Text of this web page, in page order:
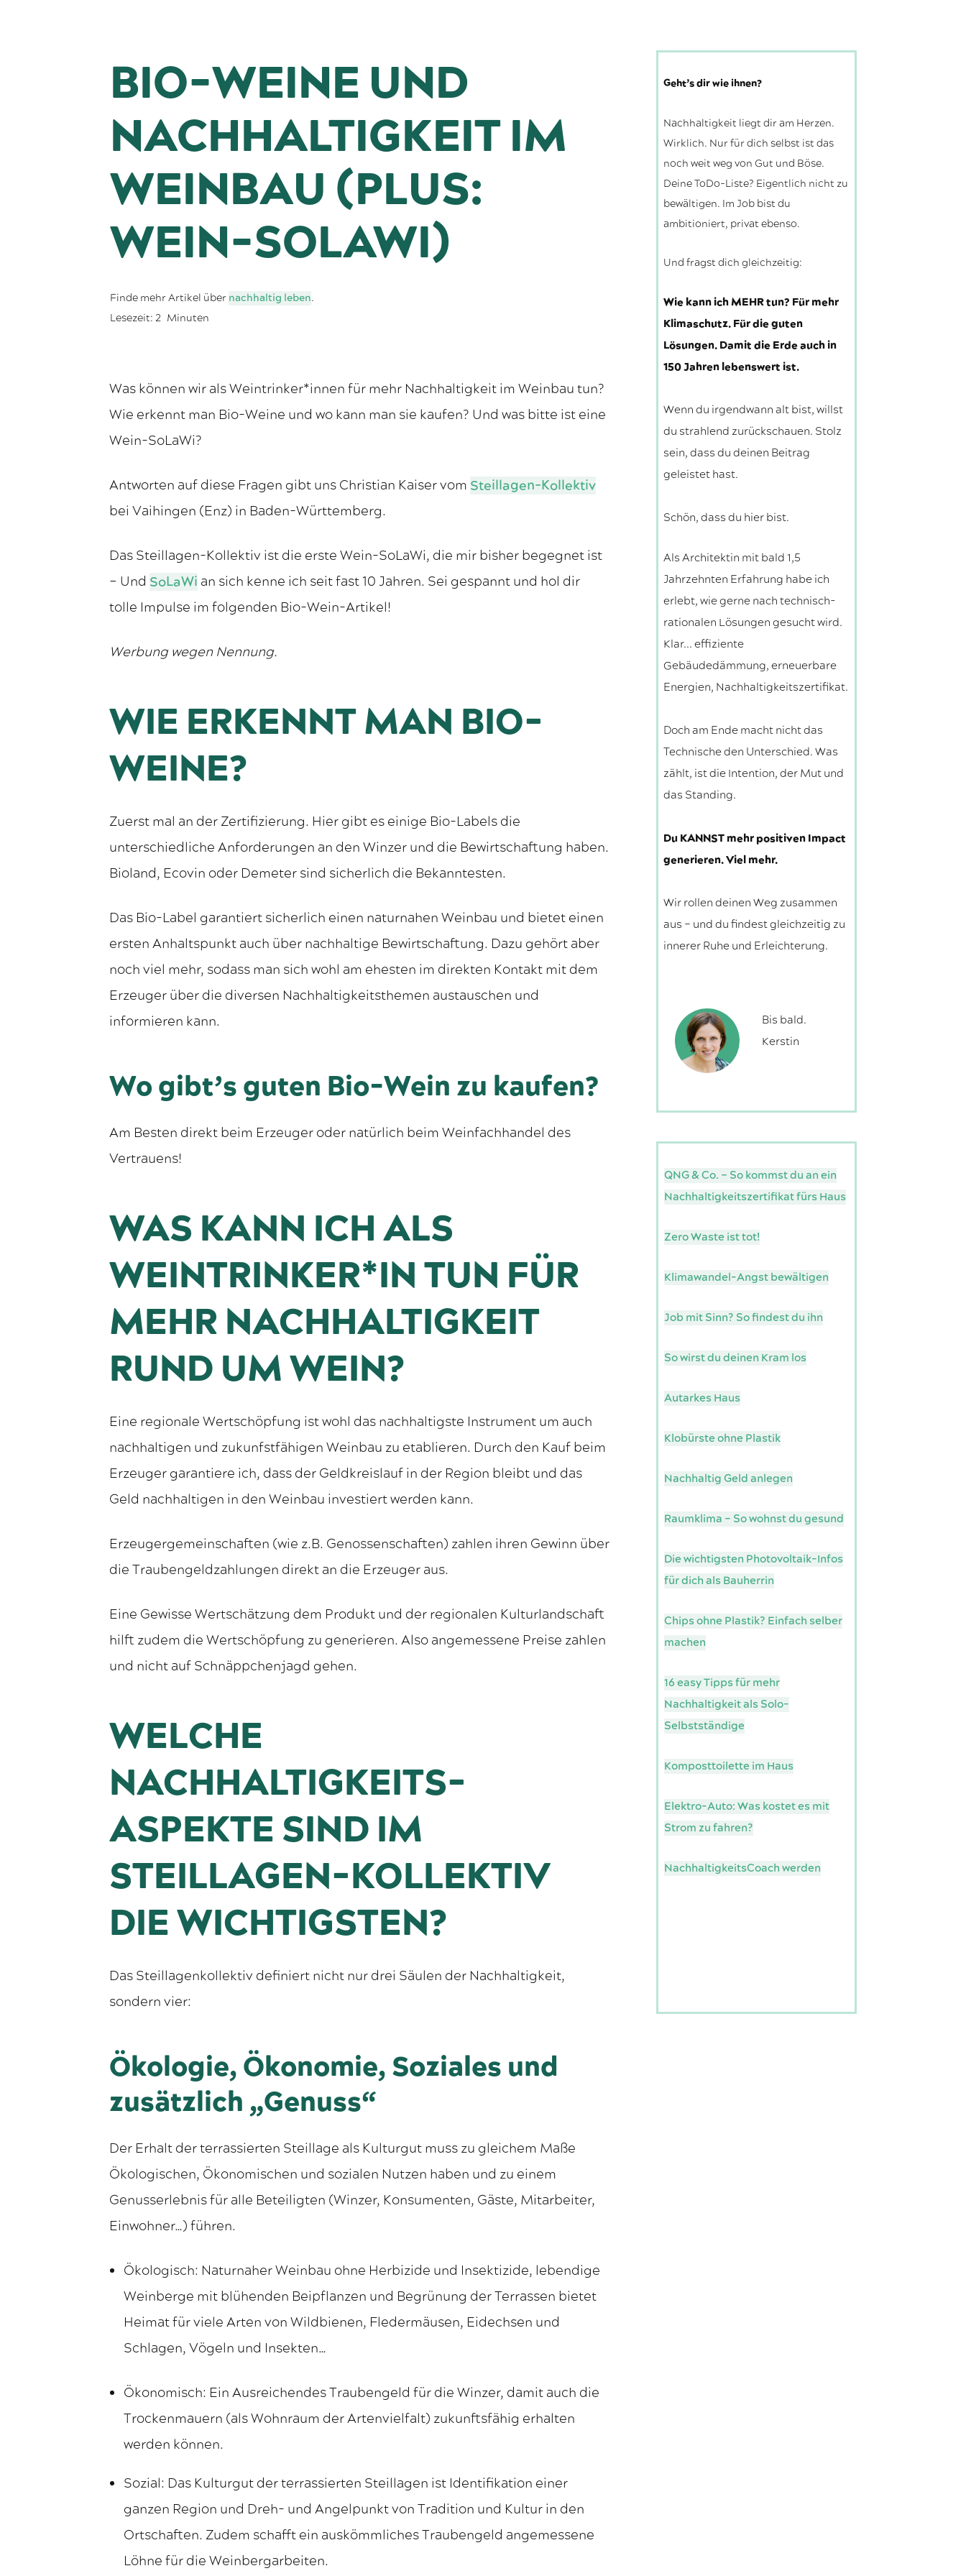
BIO-WEINE UND
NACHHALTIGKEIT IM
WEINBAU (PLUS:
WEIN-SOLAWI)
Finde mehr Artikel über nachhaltig leben.
Lesezeit: 2 Minuten
Was können wir als Weintrinker*innen für mehr Nachhaltigkeit im Weinbau tun?
Wie erkennt man Bio-Weine und wo kann man sie kaufen? Und was bitte ist eine
Wein-SoLaWi?
Antworten auf diese Fragen gibt uns Christian Kaiser vom Steillagen-Kollektiv
bei Vaihingen (Enz) in Baden-Württemberg.
Das Steillagen-Kollektiv ist die erste Wein-SoLaWi, die mir bisher begegnet ist
– Und SoLaWi an sich kenne ich seit fast 10 Jahren. Sei gespannt und hol dir
tolle Impulse im folgenden Bio-Wein-Artikel!
Werbung wegen Nennung.
WIE ERKENNT MAN BIO-
WEINE?
Zuerst mal an der Zertifizierung. Hier gibt es einige Bio-Labels die
unterschiedliche Anforderungen an den Winzer und die Bewirtschaftung haben.
Bioland, Ecovin oder Demeter sind sicherlich die Bekanntesten.
Das Bio-Label garantiert sicherlich einen naturnahen Weinbau und bietet einen
ersten Anhaltspunkt auch über nachhaltige Bewirtschaftung. Dazu gehört aber
noch viel mehr, sodass man sich wohl am ehesten im direkten Kontakt mit dem
Erzeuger über die diversen Nachhaltigkeitsthemen austauschen und
informieren kann.
Wo gibt’s guten Bio-Wein zu kaufen?
Am Besten direkt beim Erzeuger oder natürlich beim Weinfachhandel des
Vertrauens!
WAS KANN ICH ALS
WEINTRINKER*IN TUN FÜR
MEHR NACHHALTIGKEIT
RUND UM WEIN?
Eine regionale Wertschöpfung ist wohl das nachhaltigste Instrument um auch
nachhaltigen und zukunfstfähigen Weinbau zu etablieren. Durch den Kauf beim
Erzeuger garantiere ich, dass der Geldkreislauf in der Region bleibt und das
Geld nachhaltigen in den Weinbau investiert werden kann.
Erzeugergemeinschaften (wie z.B. Genossenschaften) zahlen ihren Gewinn über
die Traubengeldzahlungen direkt an die Erzeuger aus.
Eine Gewisse Wertschätzung dem Produkt und der regionalen Kulturlandschaft
hilft zudem die Wertschöpfung zu generieren. Also angemessene Preise zahlen
und nicht auf Schnäppchenjagd gehen.
WELCHE
NACHHALTIGKEITS-
ASPEKTE SIND IM
STEILLAGEN-KOLLEKTIV
DIE WICHTIGSTEN?
Das Steillagenkollektiv definiert nicht nur drei Säulen der Nachhaltigkeit,
sondern vier:
Ökologie, Ökonomie, Soziales und
zusätzlich „Genuss“
Der Erhalt der terrassierten Steillage als Kulturgut muss zu gleichem Maße
Ökologischen, Ökonomischen und sozialen Nutzen haben und zu einem
Genusserlebnis für alle Beteiligten (Winzer, Konsumenten, Gäste, Mitarbeiter,
Einwohner…) führen.
Ökologisch: Naturnaher Weinbau ohne Herbizide und Insektizide, lebendige
Weinberge mit blühenden Beipflanzen und Begrünung der Terrassen bietet
Heimat für viele Arten von Wildbienen, Fledermäusen, Eidechsen und
Schlagen, Vögeln und Insekten…
Ökonomisch: Ein Ausreichendes Traubengeld für die Winzer, damit auch die
Trockenmauern (als Wohnraum der Artenvielfalt) zukunftsfähig erhalten
werden können.
Sozial: Das Kulturgut der terrassierten Steillagen ist Identifikation einer
ganzen Region und Dreh- und Angelpunkt von Tradition und Kultur in den
Ortschaften. Zudem schafft ein auskömmliches Traubengeld angemessene
Löhne für die Weinbergarbeiten.
Geht’s dir wie ihnen?
Nachhaltigkeit liegt dir am Herzen.
Wirklich. Nur für dich selbst ist das
noch weit weg von Gut und Böse.
Deine ToDo-Liste? Eigentlich nicht zu
bewältigen. Im Job bist du
ambitioniert, privat ebenso.
Und fragst dich gleichzeitig:
Wie kann ich MEHR tun? Für mehr
Klimaschutz. Für die guten
Lösungen. Damit die Erde auch in
150 Jahren lebenswert ist.
Wenn du irgendwann alt bist, willst
du strahlend zurückschauen. Stolz
sein, dass du deinen Beitrag
geleistet hast.
Schön, dass du hier bist.
Als Architektin mit bald 1,5
Jahrzehnten Erfahrung habe ich
erlebt, wie gerne nach technisch-
rationalen Lösungen gesucht wird.
Klar... effiziente
Gebäudedämmung, erneuerbare
Energien, Nachhaltigkeitszertifikat.
Doch am Ende macht nicht das
Technische den Unterschied. Was
zählt, ist die Intention, der Mut und
das Standing.
Du KANNST mehr positiven Impact
generieren. Viel mehr.
Wir rollen deinen Weg zusammen
aus – und du findest gleichzeitig zu
innerer Ruhe und Erleichterung.
Bis bald.
Kerstin
QNG & Co. – So kommst du an ein
Nachhaltigkeitszertifikat fürs Haus
Zero Waste ist tot!
Klimawandel-Angst bewältigen
Job mit Sinn? So findest du ihn
So wirst du deinen Kram los
Autarkes Haus
Klobürste ohne Plastik
Nachhaltig Geld anlegen
Raumklima – So wohnst du gesund
Die wichtigsten Photovoltaik-Infos
für dich als Bauherrin
Chips ohne Plastik? Einfach selber
machen
16 easy Tipps für mehr
Nachhaltigkeit als Solo-
Selbstständige
Komposttoilette im Haus
Elektro-Auto: Was kostet es mit
Strom zu fahren?
NachhaltigkeitsCoach werden